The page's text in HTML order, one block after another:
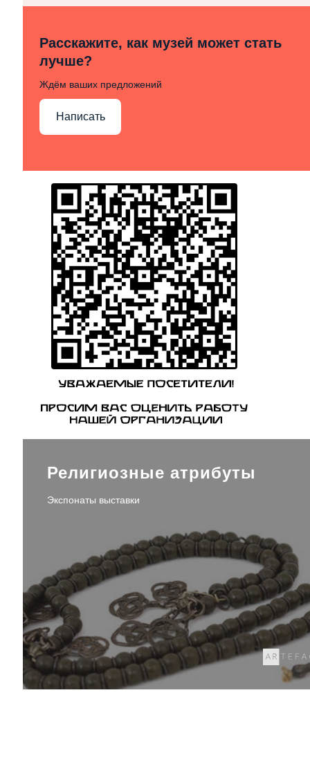
Расскажите, как музей может стать
лучше?
Ждём ваших предложений
Написать
Религиозные атрибуты
Экспонаты выставки